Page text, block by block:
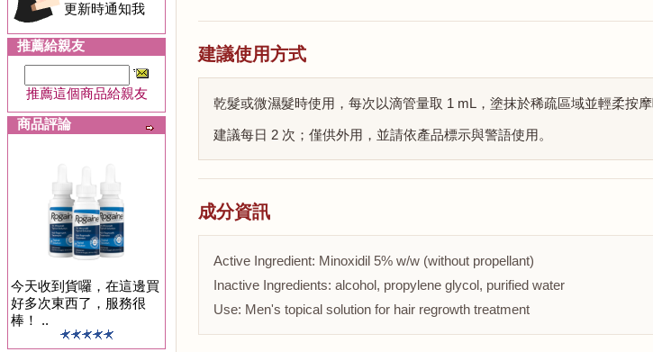
更新時通知我
推薦給親友
推薦這個商品給親友
商品評論
今天收到貨囉，在這邊買
好多次東西了，服務很
棒！ ..
建議使用方式
乾髮或微濕髮時使用，每次以滴管量取 1 mL，塗抹於稀疏區域並輕柔按摩
建議每日 2 次；僅供外用，並請依產品標示與警語使用。
成分資訊
Active Ingredient: Minoxidil 5% w/w (without propellant)
Inactive Ingredients: alcohol, propylene glycol, purified water
Use: Men's topical solution for hair regrowth treatment